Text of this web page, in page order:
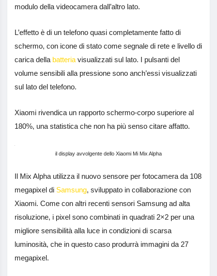
modulo della videocamera dall’altro lato.
L’effetto è di un telefono quasi completamente fatto di
schermo, con icone di stato come segnale di rete e livello di
carica della batteria visualizzati sul lato. I pulsanti del
volume sensibili alla pressione sono anch’essi visualizzati
sul lato del telefono.
Xiaomi rivendica un rapporto schermo-corpo superiore al
180%, una statistica che non ha più senso citare affatto.
il display avvolgente dello Xiaomi Mi Mix Alpha
Il Mix Alpha utilizza il nuovo sensore per fotocamera da 108
megapixel di Samsung, sviluppato in collaborazione con
Xiaomi. Come con altri recenti sensori Samsung ad alta
risoluzione, i pixel sono combinati in quadrati 2×2 per una
migliore sensibilità alla luce in condizioni di scarsa
luminosità, che in questo caso produrrà immagini da 27
megapixel.